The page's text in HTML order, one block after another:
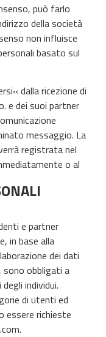
può farlo
della società
non influisce
basato sul
dalla ricezione di
e dei suoi partner
messaggio. La
registrata nel
o al
e partner
in base alla
dei dati
obbligati a
individui.
di utenti ed
essere richieste
.